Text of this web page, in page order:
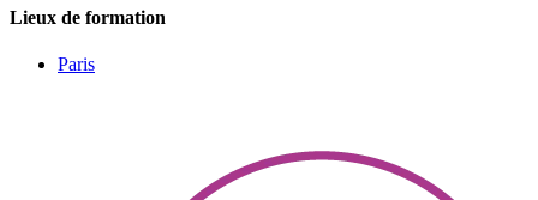
Lieux de formation
Paris